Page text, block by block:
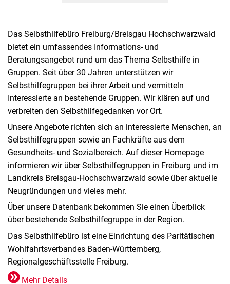
Das Selbsthilfebüro Freiburg/Breisgau Hochschwarzwald
bietet ein umfassendes Informations- und
Beratungsangebot rund um das Thema Selbsthilfe in
Gruppen. Seit über 30 Jahren unterstützen wir
Selbsthilfegruppen bei ihrer Arbeit und vermitteln
Interessierte an bestehende Gruppen. Wir klären auf und
verbreiten den Selbsthilfegedanken vor Ort.
Unsere Angebote richten sich an interessierte Menschen, an
Selbsthilfegruppen sowie an Fachkräfte aus dem
Gesundheits- und Sozialbereich. Auf dieser Homepage
informieren wir über Selbsthilfegruppen in Freiburg und im
Landkreis Breisgau-Hochschwarzwald sowie über aktuelle
Neugründungen und vieles mehr.
Über unsere Datenbank bekommen Sie einen Überblick
über bestehende Selbsthilfegruppe in der Region.
Das Selbsthilfebüro ist eine Einrichtung des Paritätischen
Wohlfahrtsverbandes Baden-Württemberg,
Regionalgeschäftsstelle Freiburg.
Mehr Details